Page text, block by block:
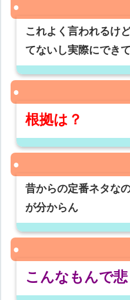
これよく言われるけ
てないし実際にでき
根拠は？
昔からの定番ネタな
が分からん
こんなもんで